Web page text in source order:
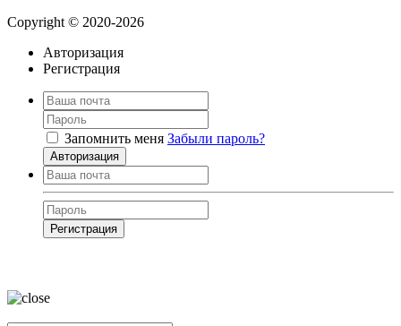
Copyright © 2020-2026
Авторизация
Регистрация
Запомнить меня Забыли пароль?
Авторизация
Регистрация